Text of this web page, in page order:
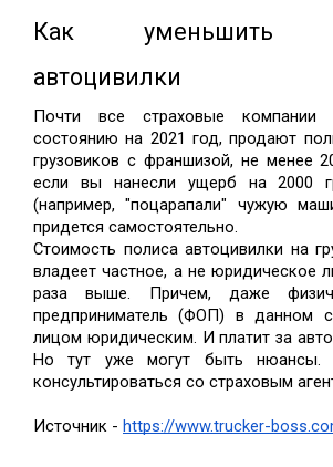
Как уменьшить
автоцивилки
Почти все страховые
состоянию на 2021 год, продают
грузовиков с франшизой, не менее
если вы нанесли ущерб на 2000
(например, "поцарапали" чужую
придется самостоятельно.
Стоимость полиса автоцивилки на
владеет частное, а не юридическое
раза выше. Причем, даже
предприниматель (ФОП) в данном
лицом юридическим. И платит за
Но тут уже могут быть нюансы.
консультироваться со страховым
Источник - https://www.trucker-